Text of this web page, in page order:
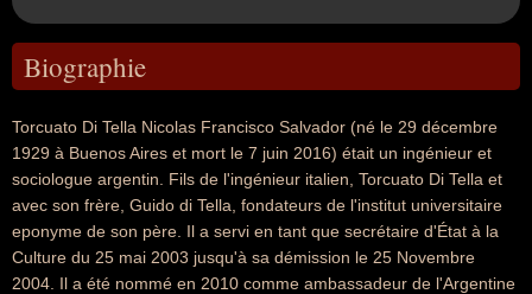
Biographie
Torcuato Di Tella Nicolas Francisco Salvador (né le 29 décembre
1929 à Buenos Aires et mort le 7 juin 2016) était un ingénieur et
sociologue argentin. Fils de l'ingénieur italien, Torcuato Di Tella et
avec son frère, Guido di Tella, fondateurs de l'institut universitaire
eponyme de son père. Il a servi en tant que secrétaire d'État à la
Culture du 25 mai 2003 jusqu'à sa démission le 25 Novembre
2004. Il a été nommé en 2010 comme ambassadeur de l'Argentine